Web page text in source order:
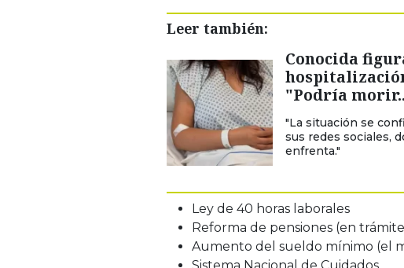
Leer también:
Conocida
"Podría
"La situación se
sus redes sociales,
enfrenta."
Ley de 40 horas laborales
Reforma de pensiones (en
Aumento del sueldo mínimo (el
Sistema Nacional de Cuidados